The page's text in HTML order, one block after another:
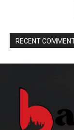
RECENT